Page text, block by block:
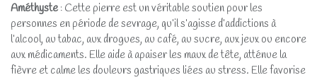
Améthyste : Cette pierre est un véritable soutien pour les
personnes en période de sevrage, qu’il s’agisse d’addictions à
l’alcool, au tabac, aux drogues, au café, au sucre, aux jeux ou encore
aux médicaments. Elle aide à apaiser les maux de tête, atténue la
fièvre et calme les douleurs gastriques liées au stress. Elle favorise